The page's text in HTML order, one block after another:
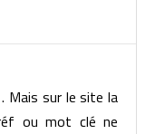
Mais sur le site la
ou mot clé ne